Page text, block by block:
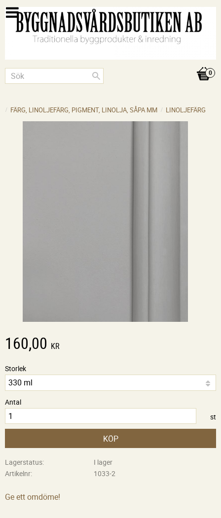
FÄRG, LINOLJEFÄRG, PIGMENT, LINOLJA, SÅPA MM LINOLJEFÄRG
160,00 KR
Storlek
Antal
st
KÖP
Lagerstatus
I lager
Artikelnr
1033-2
Ge ett omdöme!